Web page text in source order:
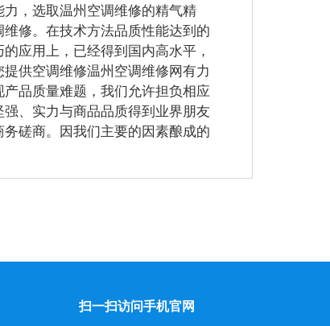
，选取温州空调维修的精气精
修。在技术方法品质性能达到的
应用上，已经得到国内高水平，
供空调维修温州空调维修网有力
品质量难题，我们允许担负相应
、实力与商品品质得到业界朋友
磋商。因我们主要的因素酿成的
扫一扫访问手机官网